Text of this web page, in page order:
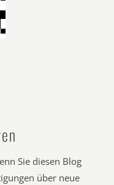
Sie diesen Blog
über neue